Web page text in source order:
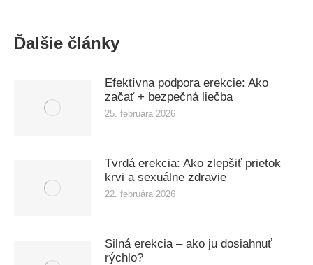
Ďalšie články
Efektívna podpora erekcie: Ako
začať + bezpečná liečba
25. februára 2026
Tvrdá erekcia: Ako zlepšiť prietok
krvi a sexuálne zdravie
22. februára 2026
Silná erekcia – ako ju dosiahnuť
rýchlo?